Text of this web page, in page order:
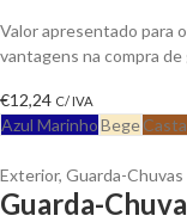
Valor apresentado para
vantagens na compra
€12,24 C/ IVA
Azul MarinhoBege
Exterior, Guarda-Chuvas
Guarda-